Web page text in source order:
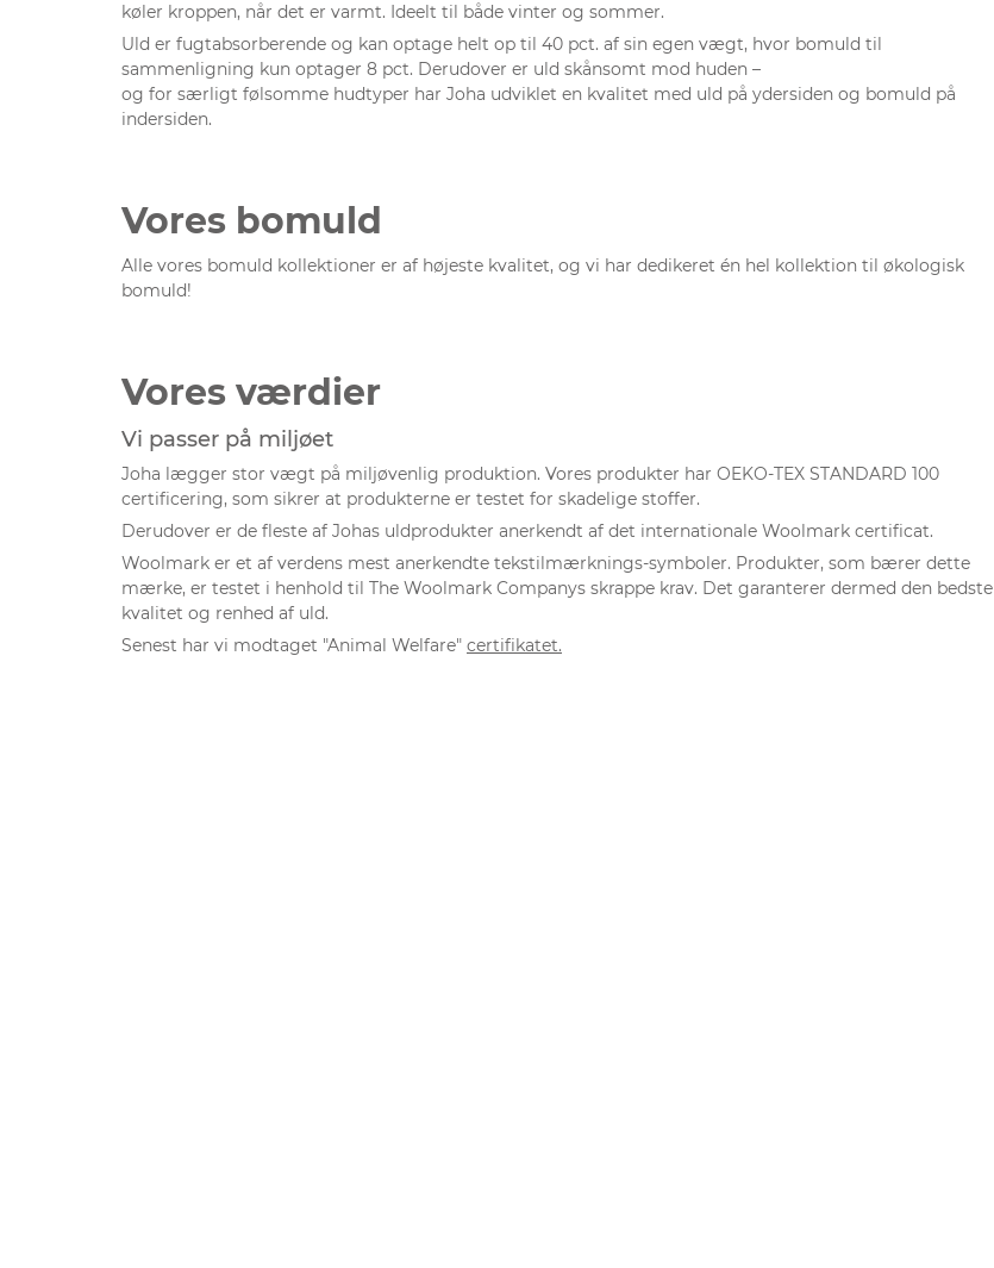
køler kroppen, når det er varmt. Ideelt til både vinter og sommer.
Uld er fugtabsorberende og kan optage helt op til 40 pct. af sin egen vægt, hvor bomuld til
sammenligning kun optager 8 pct. Derudover er uld skånsomt mod huden –
og for særligt følsomme hudtyper har Joha udviklet en kvalitet med uld på ydersiden og bomuld på
indersiden.
Vores bomuld
Alle vores bomuld kollektioner er af højeste kvalitet, og vi har dedikeret én hel kollektion til økologisk
bomuld!
Vores værdier
Vi passer på miljøet
Joha lægger stor vægt på miljøvenlig produktion. Vores produkter har OEKO-TEX STANDARD 100
certificering, som sikrer at produkterne er testet for skadelige stoffer.
Derudover er de fleste af Johas uldprodukter anerkendt af det internationale Woolmark certificat.
Woolmark er et af verdens mest anerkendte tekstilmærknings-symboler. Produkter, som bærer dette
mærke, er testet i henhold til The Woolmark Companys skrappe krav. Det garanterer dermed den bedste
kvalitet og renhed af uld.
Senest har vi modtaget "Animal Welfare" certifikatet.